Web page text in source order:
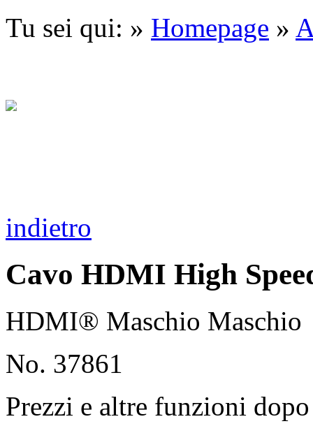
Tu sei qui: » Homepage »
indietro
Cavo HDMI High
HDMI® Maschio Maschio
No. 37861
Prezzi e altre funzioni